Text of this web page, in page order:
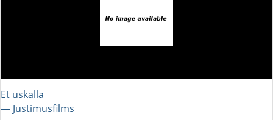
Et uskalla
― Justimusfilms